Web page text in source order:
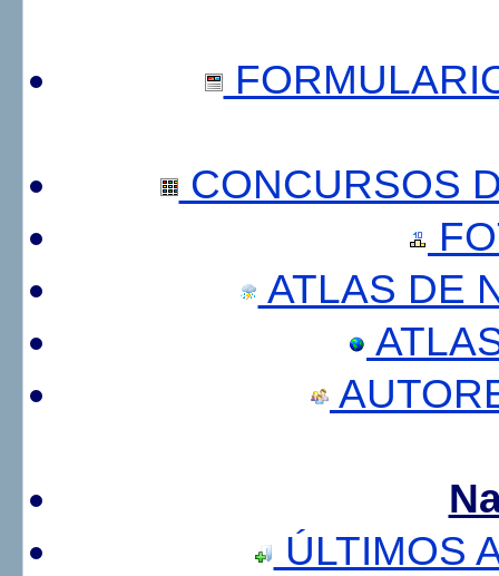
CONCURSOS
ATLAS DE
ÚLTIMOS